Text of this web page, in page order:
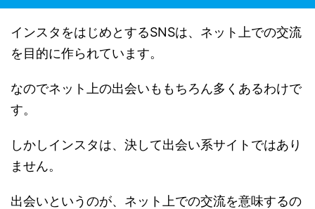
インスタをはじめとするSNSは、ネット上での交流
を目的に作られています。
なのでネット上の出会いももちろん多くあるわけで
す。
しかしインスタは、決して出会い系サイトではあり
ません。
出会いというのが、ネット上での交流を意味するの